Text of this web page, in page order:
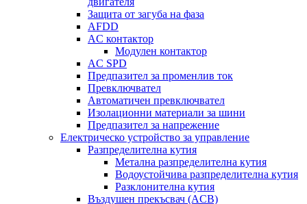
Защита от загуба на фаза
AFDD
AC контактор
Модулен контактор
AC SPD
Предпазител за променлив ток
Превключвател
Автоматичен превключвател
Изолационни материали за шини
Предпазител за напрежение
Електрическо устройство за управление
Разпределителна кутия
Метална разпределителна кутия
Водоустойчива разпределителна кутия
Разклонителна кутия
Въздушен прекъсвач (ACB)